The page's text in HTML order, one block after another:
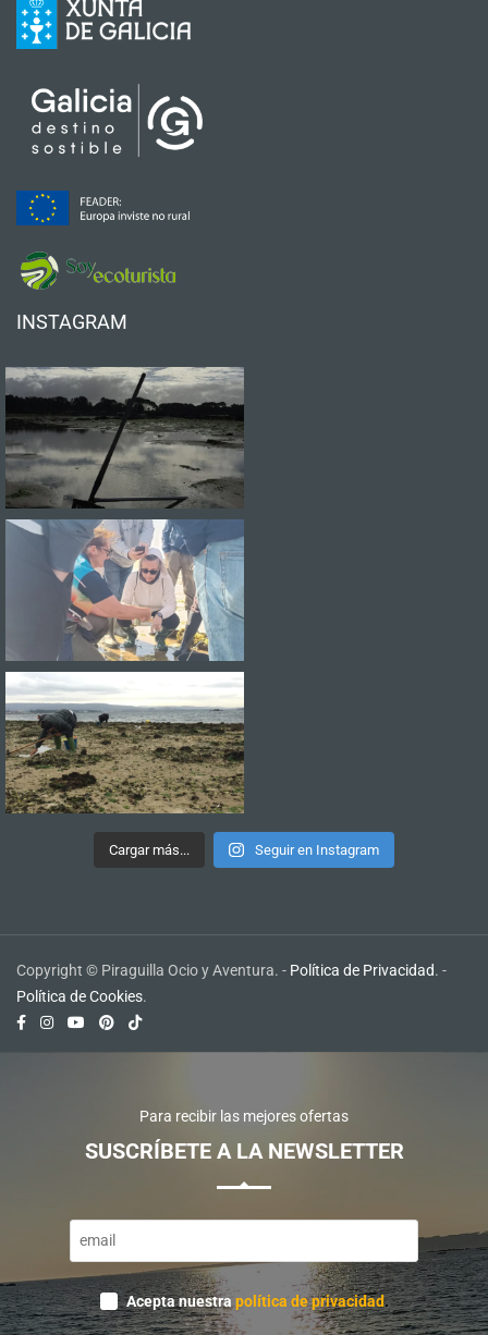
INSTAGRAM
Cargar más... Seguir en Instagram
Copyright © Piraguilla Ocio y Aventura. - Política de Privacidad. -
Política de Cookies.
Para recibir las mejores ofertas
SUSCRÍBETE A LA NEWSLETTER
Website
URL *
Acepta nuestra política de privacidad.